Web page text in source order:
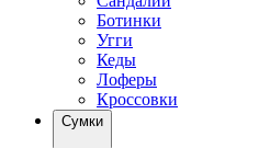
Ботинки
Угги
Кеды
Лоферы
Кроссовки
Сумки